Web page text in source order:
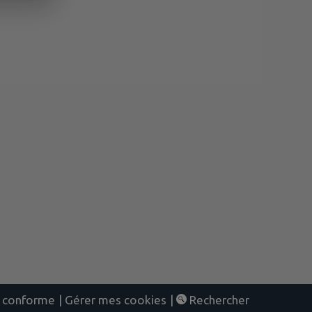
| Gérer mes cookies |
Rechercher